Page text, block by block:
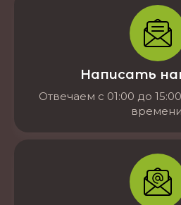
Написать
Отвечаем с 01:00 до